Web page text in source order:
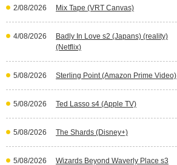
2/08/2026 Mix Tape (VRT Canvas)
4/08/2026
Badly In Love s2 (Japans) (reality)
(Netflix)
5/08/2026 Sterling Point (Amazon Prime Video)
5/08/2026 Ted Lasso s4 (Apple TV)
5/08/2026 The Shards (Disney+)
5/08/2026
Wizards Beyond Waverly Place s3